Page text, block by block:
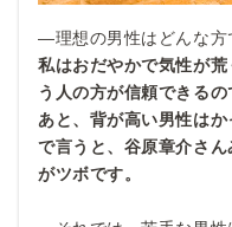
—理想の男性はどんな方
私はおだやかで気性が
う人の方が信頼できる
あと、背が高い男性は
で言うと、谷原章介さ
がツボです。